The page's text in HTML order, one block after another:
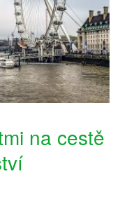
na cestě